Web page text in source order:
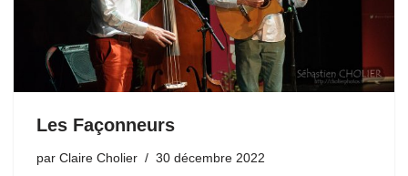
Les Façonneurs
par Claire Cholier 30 décembre 2022